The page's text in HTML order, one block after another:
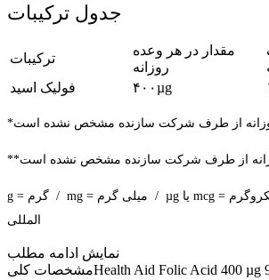
جدول ترکیبات
ترکیبات
مقدار در هر وعده
روزانه
فولیک اسید
۴۰۰µg
g = گرم / mg = میلی گرم / µg یا mcg = میکروگرم / IU = واحد بین
المللی
نمایش ادامه مطلب
مشخصات کلیHealth Aid Folic Acid 400 µg